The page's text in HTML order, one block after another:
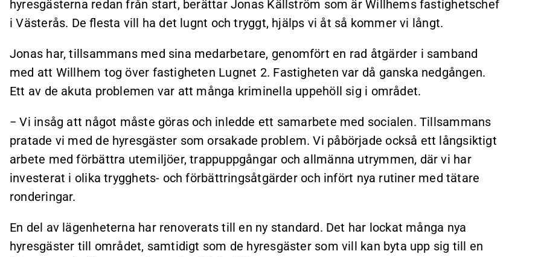
hyresgästerna redan från start, berättar Jonas Källström som är Willhems fastighetschef
i Västerås. De flesta vill ha det lugnt och tryggt, hjälps vi åt så kommer vi långt.
Jonas har, tillsammans med sina medarbetare, genomfört en rad åtgärder i samband
med att Willhem tog över fastigheten Lugnet 2. Fastigheten var då ganska nedgången.
Ett av de akuta problemen var att många kriminella uppehöll sig i området.
− Vi insåg att något måste göras och inledde ett samarbete med socialen. Tillsammans
pratade vi med de hyresgäster som orsakade problem. Vi påbörjade också ett långsiktigt
arbete med förbättra utemiljöer, trappuppgångar och allmänna utrymmen, där vi har
investerat i olika trygghets- och förbättringsåtgärder och infört nya rutiner med tätare
ronderingar.
En del av lägenheterna har renoverats till en ny standard. Det har lockat många nya
hyresgäster till området, samtidigt som de hyresgäster som vill kan byta upp sig till en